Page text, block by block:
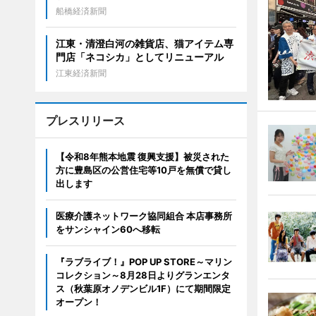
船橋経済新聞
江東・清澄白河の雑貨店、猫アイテム専
門店「ネコシカ」としてリニューアル
江東経済新聞
プレスリリース
【令和8年熊本地震 復興支援】被災された
方に豊島区の公営住宅等10戸を無償で貸し
出します
医療介護ネットワーク協同組合 本店事務所
をサンシャイン60へ移転
『ラブライブ！』POP UP STORE～マリン
コレクション～8月28日よりグランエンタ
ス（秋葉原オノデンビル1F）にて期間限定
オープン！